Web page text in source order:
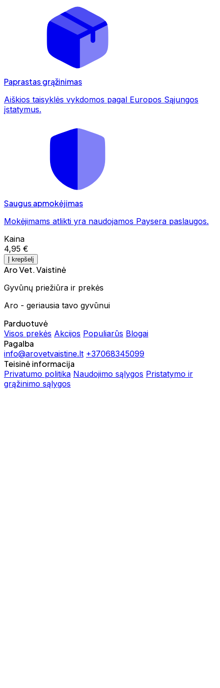
Paprastas grąžinimas
Aiškios taisyklės vykdomos pagal Europos Sąjungos
įstatymus.
Saugus apmokėjimas
Mokėjimams atlikti yra naudojamos Paysera paslaugos.
Kaina
4,95 €
Į krepšelį
Aro Vet. Vaistinė
Gyvūnų priežiūra ir prekės
Aro - geriausia tavo gyvūnui
Parduotuvė
Visos prekės Akcijos Populiarūs Blogai
Pagalba
info@arovetvaistine.lt +37068345099
Teisinė informacija
Privatumo politika Naudojimo sąlygos Pristatymo ir
grąžinimo sąlygos